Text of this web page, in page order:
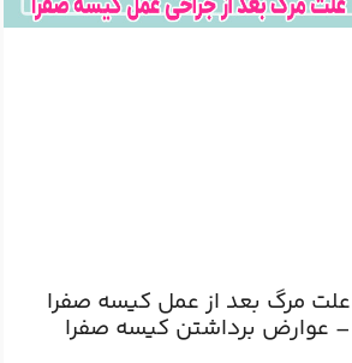
علت مرگ بعد از عمل کیسه صفرا
– عوارض برداشتن کیسه صفرا